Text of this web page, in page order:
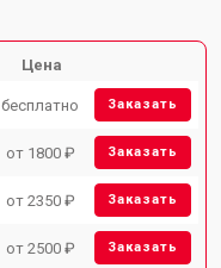
Цена
бесплатно Заказать
от 1800 ₽ Заказать
от 2350 ₽ Заказать
от 2500 ₽ Заказать